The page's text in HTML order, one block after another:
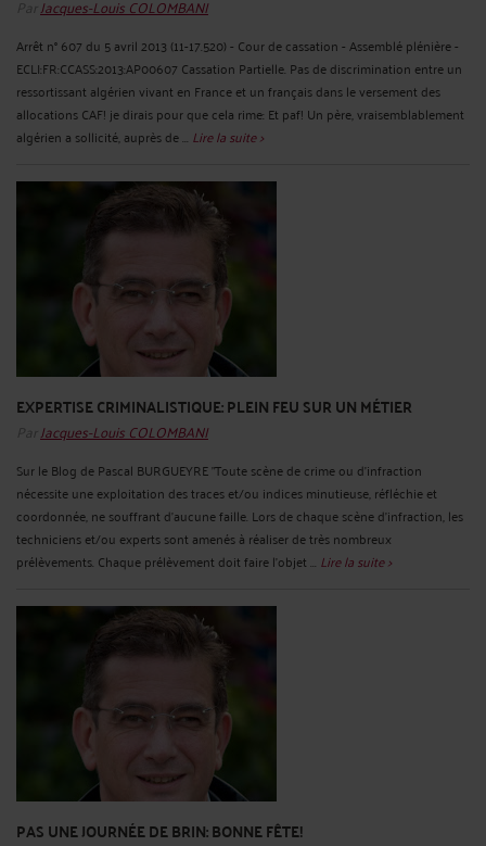
Par Jacques-Louis COLOMBANI
Arrêt n° 607 du 5 avril 2013 (11-17.520) - Cour de cassation - Assemblé plénière -
ECLI:FR:CCASS:2013:AP00607 Cassation Partielle. Pas de discrimination entre un
ressortissant algérien vivant en France et un français dans le versement des
allocations CAF! je dirais pour que cela rime: Et paf! Un père, vraisemblablement
algérien a sollicité, auprès de ... Lire la suite >
EXPERTISE CRIMINALISTIQUE: PLEIN FEU SUR UN MÉTIER
Par Jacques-Louis COLOMBANI
Sur le Blog de Pascal BURGUEYRE "Toute scène de crime ou d'infraction
nécessite une exploitation des traces et/ou indices minutieuse, réfléchie et
coordonnée, ne souffrant d'aucune faille. Lors de chaque scène d'infraction, les
techniciens et/ou experts sont amenés à réaliser de très nombreux
prélèvements. Chaque prélèvement doit faire l'objet ... Lire la suite >
PAS UNE JOURNÉE DE BRIN: BONNE FÊTE!